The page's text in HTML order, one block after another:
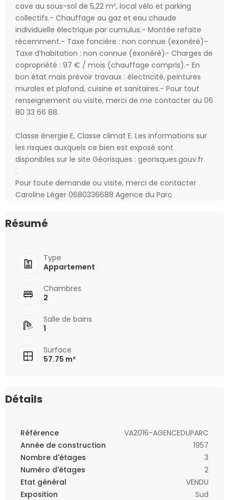
cave au sous-sol de 5,22 m², local vélo et parking
collectifs.- Chauffage au gaz et eau chaude
individuelle électrique par cumulus.- Montée refaite
récemment.- Taxe foncière : non connue (exonéré)-
Taxe d’habitation : non connue (exonéré)- Charges de
copropriété : 97 € / mois (chauffage compris).- En
bon état mais prévoir travaux : électricité, peintures
murales et plafond, cuisine et sanitaires.- Pour tout
renseignement ou visite, merci de me contacter au 06
80 33 66 88.
Classe énergie E, Classe climat E. Les informations sur
les risques auxquels ce bien est exposé sont
disponibles sur le site Géorisques : georisques.gouv.fr.
.
Pour toute demande ou visite, merci de contacter
Caroline Léger 0680336688 Agence du Parc
Résumé
Type
Appartement
Chambres
2
Salle de bains
1
Surface
57.75 m²
Détails
Référence
VA2016-AGENCEDUPARC
Année de construction
1957
Nombre d'étages
3
Numéro d'étages
2
Etat général
VENDU
Exposition
Sud